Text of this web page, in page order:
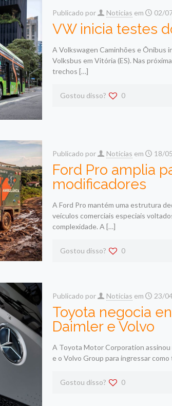
Publicado por Noticias em 02/
VW inicia testes
A Volkswagen Caminhões e Ônibus
Volksbus em Vitória (ES). Nas
trechos […]
Gostou disso? 0
Publicado por Noticias em 18/
Ford Pro amplia
modificadores
A Ford Pro mantém uma estrutura
veículos comerciais especiais
complexidade. A […]
Gostou disso? 0
Publicado por Noticias em 23/
Toyota negocia
Daimler e Volvo
A Toyota Motor Corporation assinou
e o Volvo Group para ingressar
Gostou disso? 0